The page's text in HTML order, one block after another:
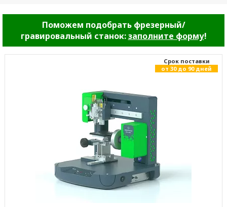
Поможем подобрать фрезерный/
гравировальный станок:заполните форму!
Cрок поставки
от 30 до 90 дней